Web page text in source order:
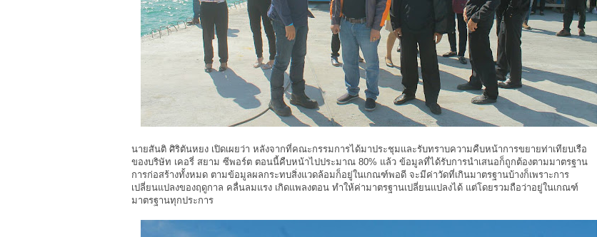
นายสันติ ศิริตันหยง เปิดเผยว่า หลังจากที่คณะกรรมการได้มาประชุมและรับทราบความคืบหน้าการขยายท่าเทียบเรือ
ของบริษัท เคอรี่ สยาม ซีพอร์ต ตอนนี้คืบหน้าไปประมาณ 80% แล้ว ข้อมูลที่ได้รับการนำเสนอก็ถูกต้องตามมาตรฐาน
การก่อสร้างทั้งหมด ตามข้อมูลผลกระทบสิ่งแวดล้อมก็อยู่ในเกณฑ์พอดี จะมีค่าวัดที่เกินมาตรฐานบ้างก็เพราะการ
เปลี่ยนแปลงของฤดูกาล คลื่นลมแรง เกิดแพลงตอน ทำให้ค่ามาตรฐานเปลี่ยนแปลงได้ แต่โดยรวมถือว่าอยู่ในเกณฑ์
มาตรฐานทุกประการ